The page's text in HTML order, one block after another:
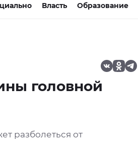
Власть Образование
головной
разболеться от